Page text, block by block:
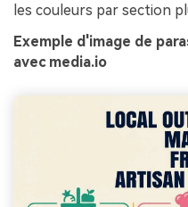
les couleurs par section
Exemple d'image de
avec media.io